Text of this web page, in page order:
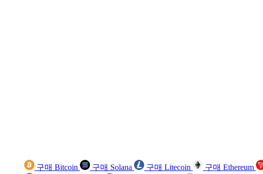
구매 Bitcoin 구매 Solana 구매 Litecoin 구매 Ethereum